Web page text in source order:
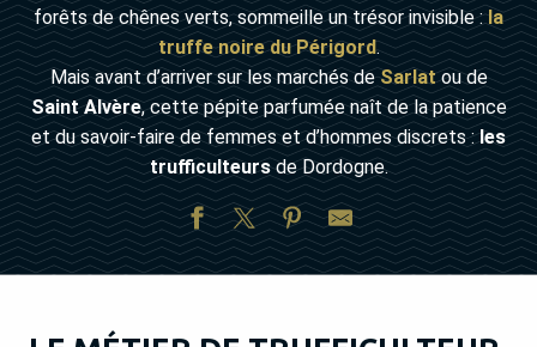
forêts de chênes verts, sommeille un trésor invisible : la
truffe noire du Périgord.
Mais avant d’arriver sur les marchés deSarlatou de
Saint Alvère, cette pépite parfumée naît de la patience
et du savoir-faire de femmes et d’hommes discrets :les
trufficulteursde Dordogne.